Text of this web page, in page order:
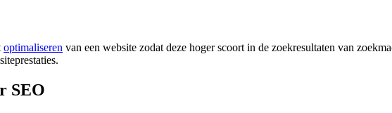
optimaliseren van een website zodat deze hoger scoort in de zoekresultaten van
SEO